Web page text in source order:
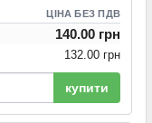
ЦІНА БЕЗ ПДВ
140.00 грн
132.00 грн
купити